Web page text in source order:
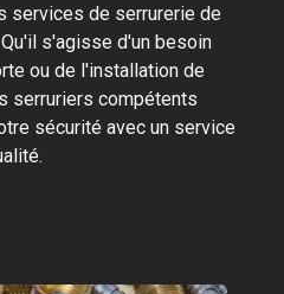
services de serrurerie de
s'agisse d'un besoin
ou de l'installation de
serruriers compétents
sécurité avec un service